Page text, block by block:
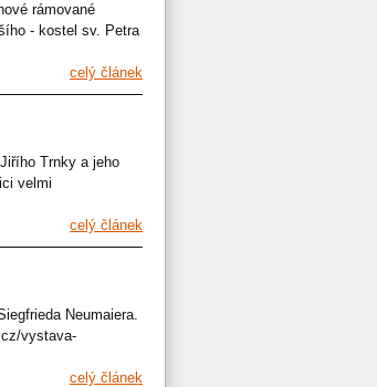
rámované
- kostel sv. Petra
celý článek
Trnky a jeho
velmi
celý článek
Neumaiera.
vystava-
celý článek